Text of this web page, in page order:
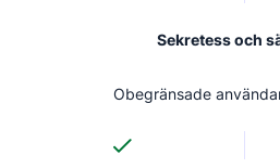
Sekretess och
Obegränsade